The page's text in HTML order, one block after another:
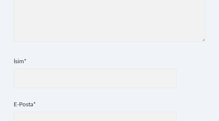
İsim*
E-Posta*